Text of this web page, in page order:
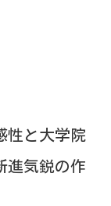
性と大学院
進気鋭の作